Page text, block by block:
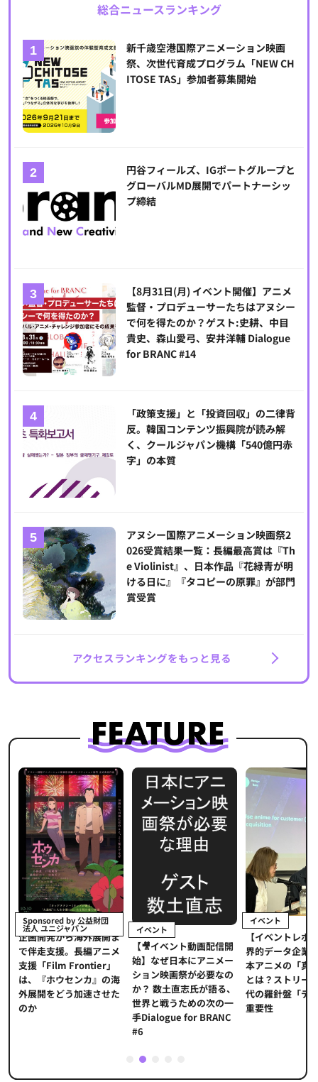
総合ニュースランキング
新千歳空港国際アニメーション映画
祭、次世代育成プログラム「NEW CH
ITOSE TAS」参加者募集開始
円谷フィールズ、IGポートグループと
グローバルMD展開でパートナーシッ
プ締結
【8月31日(月) イベント開催】アニメ
監督・プロデューサーたちはアヌシー
で何を得たのか？ゲスト:史耕、中目
貴史、森山愛弓、安井洋輔 Dialogue
for BRANC #14
「政策支援」と「投資回収」の二律背
反。韓国コンテンツ振興院が読み解
く、クールジャパン機構「540億円赤
字」の本質
アヌシー国際アニメーション映画祭2
026受賞結果一覧：長編最高賞は『Th
e Violinist』、日本作品『花緑青が明
ける日に』『タコピーの原罪』が部門
賞受賞
アクセスランキングをもっと見る
Sponsored by 公益財団
法人 ユニジャパン
企画開発から海外展開ま
で伴走支援。長編アニメ
支援「Film Frontier」
は、『ホウセンカ』の海
外展開をどう加速させた
のか
イベント
【🎥イベント動画配信開
始】なぜ日本にアニメー
ション映画祭が必要なの
か？ 数土直志氏が語る、
世界と戦うための次の一
手Dialogue for BRANC
#6
イベント
【イベントレポ
界的データ企業
本アニメの「真
とは？ストリー
代の羅針盤「デ
重要性
2